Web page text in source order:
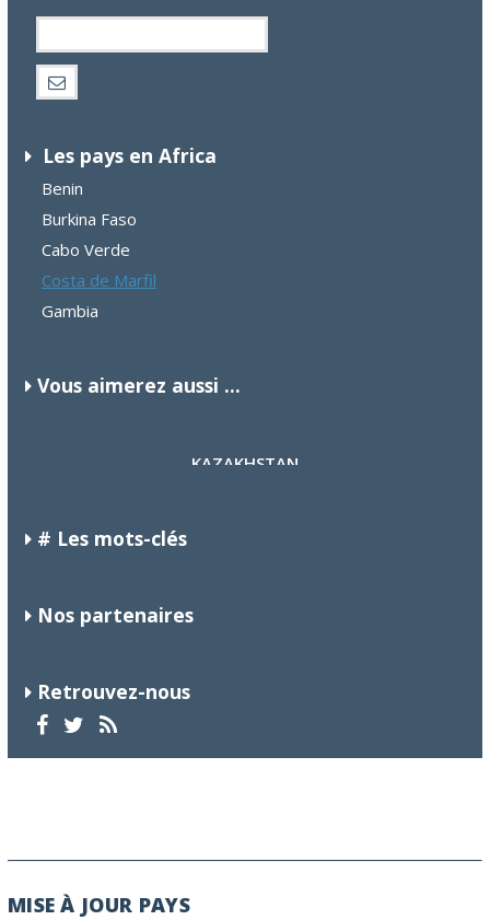
Les pays en Africa
Benin
Burkina Faso
Cabo Verde
Costa de Marfil
Gambia
Vous aimerez aussi ...
KAZAKHSTAN
# Les mots-clés
Nos partenaires
Retrouvez-nous
MISE À JOUR PAYS